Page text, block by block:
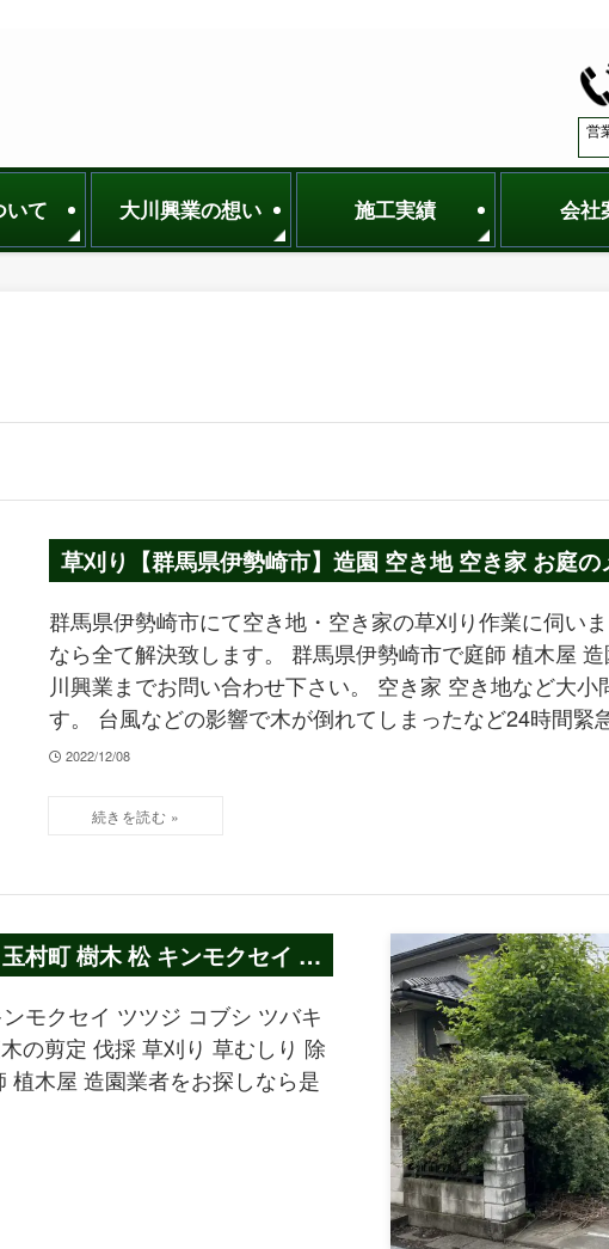
いて 大川興業の想い 施工実績 会社
営
草刈り【群馬県伊勢崎市】造園 空き地 空き家 お庭の
群馬県伊勢崎市にて空き地・空き家の草刈り作業に伺い
なら全て解決致します。 群馬県伊勢崎市で庭師 植木屋
川興業までお問い合わせ下さい。 空き家 空き地など大小
す。 台風などの影響で木が倒れてしまったなど24時間緊
2022/12/08
村町 樹木 松 キンモクセイ ツ
モクセイ ツツジ コブシ ツバキ
の剪定 伐採 草刈り 草むしり 除
木屋 造園業者をお探しなら是